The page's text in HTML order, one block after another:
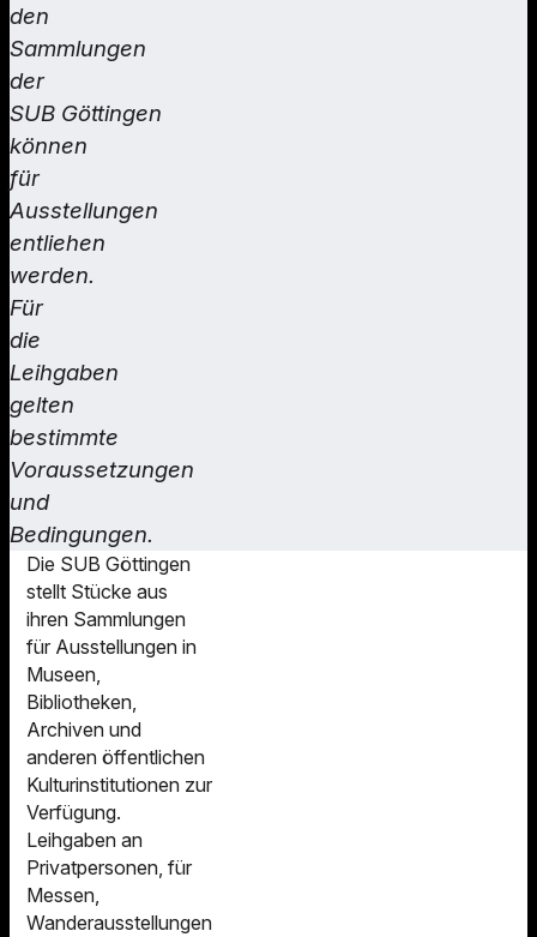
den
Sammlungen
der
SUB Göttingen
können
für
Ausstellungen
entliehen
werden.
Für
die
Leihgaben
gelten
bestimmte
Voraussetzungen
und
Bedingungen.
Die SUB Göttingen
stellt Stücke aus
ihren Sammlungen
für Ausstellungen in
Museen,
Bibliotheken,
Archiven und
anderen öffentlichen
Kulturinstitutionen zur
Verfügung.
Leihgaben an
Privatpersonen, für
Messen,
Wanderausstellungen